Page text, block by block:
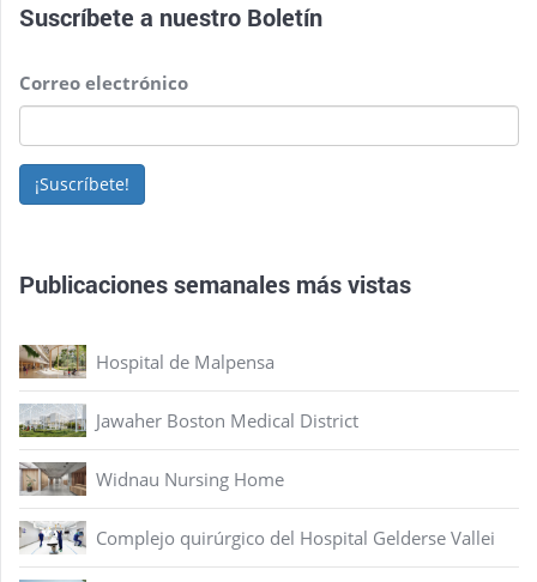
Suscríbete a nuestro Boletín
Correo electrónico
¡Suscríbete!
Publicaciones semanales más vistas
Hospital de Malpensa
Jawaher Boston Medical District
Widnau Nursing Home
Complejo quirúrgico del Hospital Gelderse Vallei